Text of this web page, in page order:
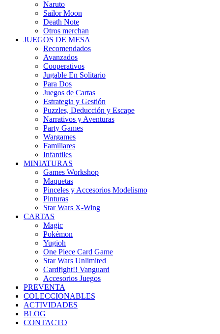
Naruto
Sailor Moon
Death Note
Otros merchan
JUEGOS DE MESA
Recomendados
Avanzados
Cooperativos
Jugable En Solitario
Para Dos
Juegos de Cartas
Estrategia y Gestión
Puzzles, Deducción y Escape
Narrativos y Aventuras
Party Games
Wargames
Familiares
Infantiles
MINIATURAS
Games Workshop
Maquetas
Pinceles y Accesorios Modelismo
Pinturas
Star Wars X-Wing
CARTAS
Magic
Pokémon
Yugioh
One Piece Card Game
Star Wars Unlimited
Cardfight!! Vanguard
Accesorios Juegos
PREVENTA
COLECCIONABLES
ACTIVIDADES
BLOG
CONTACTO